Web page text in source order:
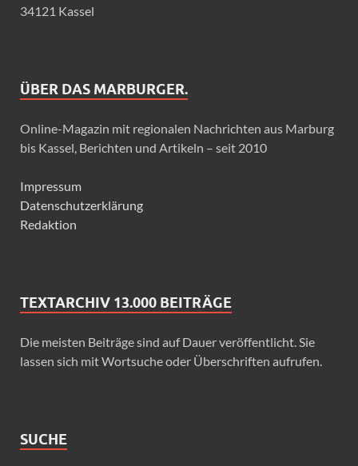
34121 Kassel
ÜBER DAS MARBURGER.
Online-Magazin mit regionalen Nachrichten aus Marburg
bis Kassel, Berichten und Artikeln – seit 2010
Impressum
Datenschutzerklärung
Redaktion
TEXTARCHIV 13.000 BEITRÄGE
Die meisten Beiträge sind auf Dauer veröffentlicht. Sie
lassen sich mit Wortsuche oder Überschriften aufrufen.
SUCHE